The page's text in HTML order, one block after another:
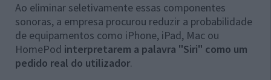
Ao eliminar seletivamente essas componentes
sonoras, a empresa procurou reduzir a probabilidade
de equipamentos como iPhone, iPad, Mac ou
HomePod interpretarem a palavra "Siri" como um
pedido real do utilizador.